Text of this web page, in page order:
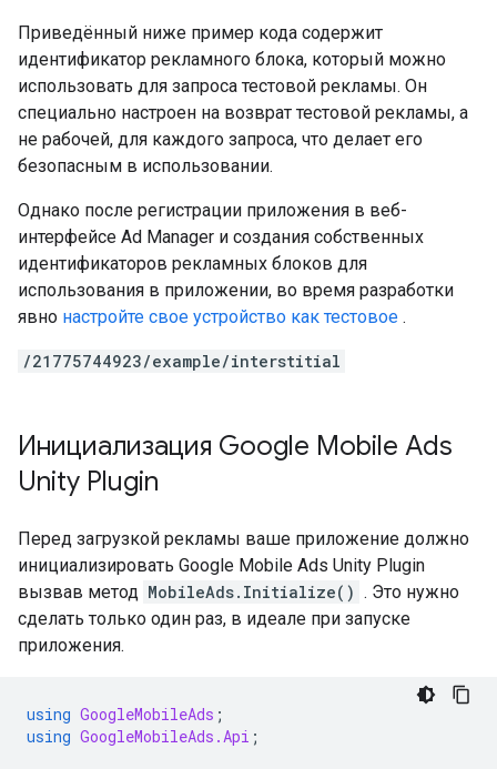
Приведённый ниже пример кода содержит
идентификатор рекламного блока, который можно
использовать для запроса тестовой рекламы. Он
специально настроен на возврат тестовой рекламы, а
не рабочей, для каждого запроса, что делает его
безопасным в использовании.
Однако после регистрации приложения в веб-
интерфейсе Ad Manager и создания собственных
идентификаторов рекламных блоков для
использования в приложении, во время разработки
явно настройте свое устройство как тестовое .
/21775744923/example/interstitial
Инициализация Google Mobile Ads
Unity Plugin
Перед загрузкой рекламы ваше приложение должно
инициализировать Google Mobile Ads Unity Plugin
вызвав метод MobileAds.Initialize() . Это нужно
сделать только один раз, в идеале при запуске
приложения.
using GoogleMobileAds ;
using GoogleMobileAds.Api ;